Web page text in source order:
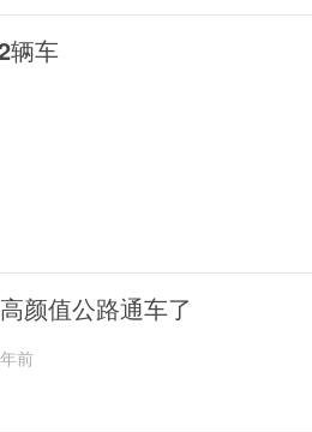
辆车
颜值公路通车了
前